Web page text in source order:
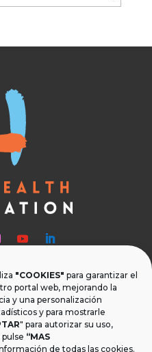
"COOKIES" para garantizar el
portal web, mejorando la
y una personalización
y para mostrarle
" para autorizar su uso,
pulse “MAS
de todas las cookies.